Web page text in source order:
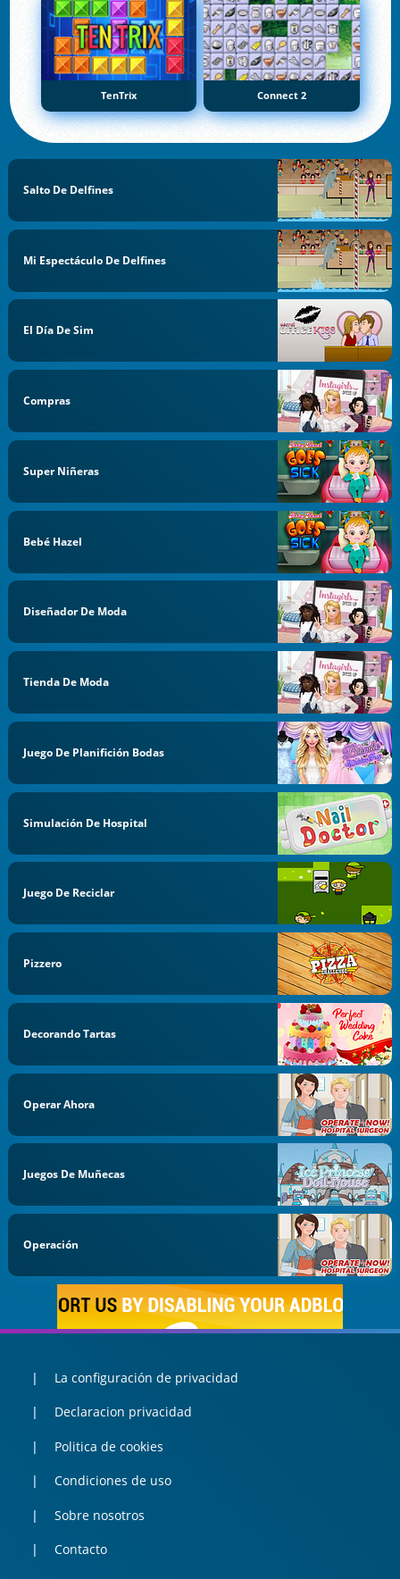
TenTrix Connect 2
Salto De Delfines
Mi Espectáculo De Delfines
El Día De Sim
Compras
Super Niñeras
Bebé Hazel
Diseñador De Moda
Tienda De Moda
Juego De Planifición Bodas
Simulación De Hospital
Juego De Reciclar
Pizzero
Decorando Tartas
Operar Ahora
Juegos De Muñecas
Operación
La configuración de privacidad
Declaracion privacidad
Politica de cookies
Condiciones de uso
Sobre nosotros
Contacto